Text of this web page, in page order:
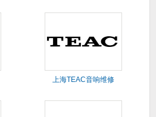
上海TEAC音响维修